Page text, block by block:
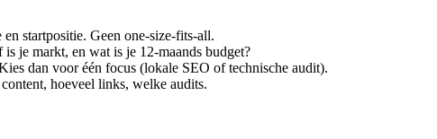
startpositie. Geen one-size-fits-all.
je markt, en wat is je 12-maands budget?
dan voor één focus (lokale SEO of technische audit).
hoeveel links, welke audits.